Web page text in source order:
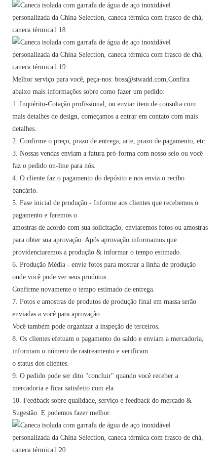
Melhor serviço para você, peça-nos: boss@stwadd.com,Confira
abaixo mais informações sobre como fazer um pedido:
1. Inquérito-Cotação profissional, ou enviar item de consulta com
mais detalhes de design, começamos a entrar em contato com mais
detalhes.
2. Confirme o preço, prazo de entrega, arte, prazo de pagamento, etc.
3. Nossas vendas enviam a fatura pró-forma com nosso selo ou você
faz o pedido on-line para nós.
4. O cliente faz o pagamento do depósito e nos envia o recibo
bancário.
5. Fase inicial de produção - Informe aos clientes que recebemos o
pagamento e faremos o
amostras de acordo com sua solicitação, enviaremos fotos ou amostras
para obter sua aprovação. Após aprovação informamos que
providenciaremos a produção & informar o tempo estimado.
6. Produção Média - envie fotos para mostrar a linha de produção
onde você pode ver seus produtos.
Confirme novamente o tempo estimado de entrega.
7. Fotos e amostras de produtos de produção final em massa serão
enviadas a você para aprovação.
Você também pode organizar a inspeção de terceiros.
8. Os clientes efetuam o pagamento do saldo e enviam a mercadoria,
informam o número de rastreamento e verificam
o status dos clientes.
9. O pedido pode ser dito "concluir" quando você receber a
mercadoria e ficar satisfeito com ela.
10. Feedback sobre qualidade, serviço e feedback do mercado &
Sugestão. E podemos fazer melhor.